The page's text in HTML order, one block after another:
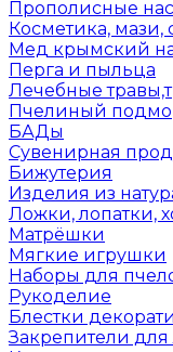
Прополисные
Косметика, мази,
Мед крымский
Перга и пыльца
Лечебные
Пчелиный
БАДы
Сувенирная
Бижутерия
Изделия из
Ложки, лопатки,
Матрёшки
Мягкие игрушки
Наборы для
Рукоделие
Блестки
Закрепители для